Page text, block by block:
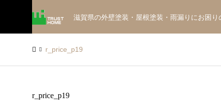
滋賀県の外壁塗装・屋根塗装・雨漏りにお困
r_price_p19
r_price_p19